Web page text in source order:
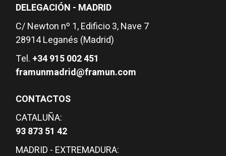
DELEGACIÓN - MADRID
C/ Newton nº 1, Edificio 3, Nave 7
28914 Leganés (Madrid)
Tel. +34 915 002 451
framunmadrid@framun.com
CONTACTOS
CATALUÑA:
93 873 51 42
MADRID - EXTREMADURA: